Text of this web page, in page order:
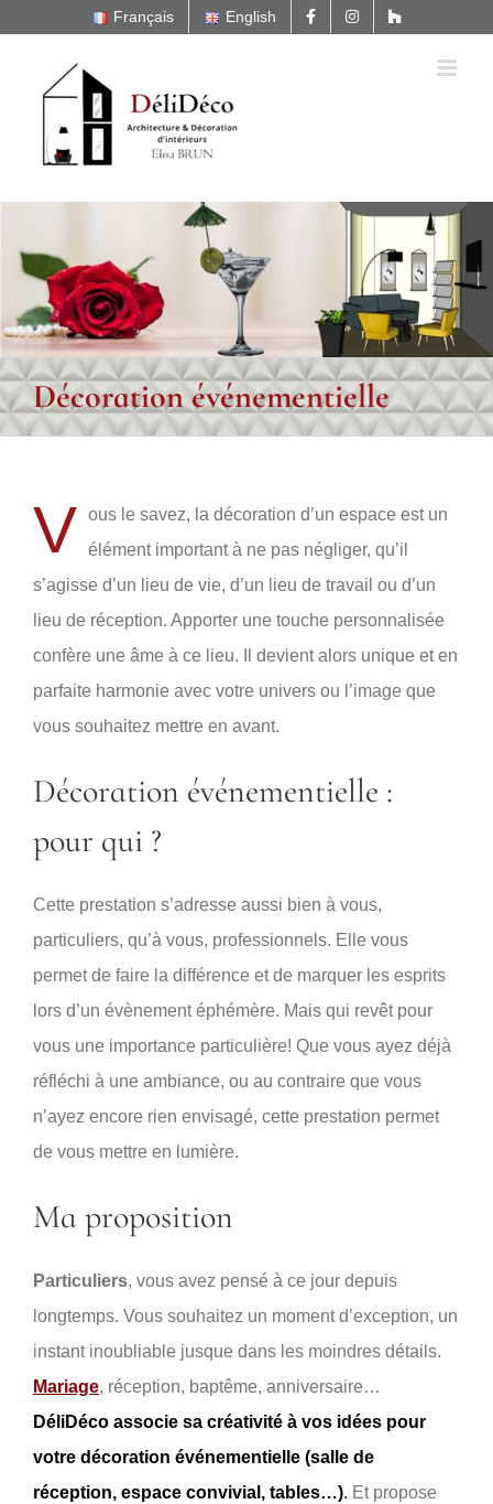
contenu
Français English
Décoration événementielle
V ous le savez, la décoration d’un espace est un
élément important à ne pas négliger, qu’il
s’agisse d’un lieu de vie, d’un lieu de travail ou d’un
lieu de réception. Apporter une touche personnalisée
confère une âme à ce lieu. Il devient alors unique et en
parfaite harmonie avec votre univers ou l’image que
vous souhaitez mettre en avant.
Décoration événementielle :
pour qui ?
Cette prestation s’adresse aussi bien à vous,
particuliers, qu’à vous, professionnels. Elle vous
permet de faire la différence et de marquer les esprits
lors d’un évènement éphémère. Mais qui revêt pour
vous une importance particulière! Que vous ayez déjà
réfléchi à une ambiance, ou au contraire que vous
n’ayez encore rien envisagé, cette prestation permet
de vous mettre en lumière.
Ma proposition
Particuliers, vous avez pensé à ce jour depuis
longtemps. Vous souhaitez un moment d’exception, un
instant inoubliable jusque dans les moindres détails.
Mariage, réception, baptême, anniversaire…
DéliDéco associe sa créativité à vos idées pour
votre décoration événementielle (salle de
réception, espace convivial, tables…). Et propose